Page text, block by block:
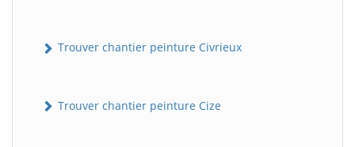
Trouver chantier peinture Civrieux
Trouver chantier peinture Cize